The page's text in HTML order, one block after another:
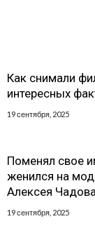
Как снимали
интересных
19 сентября, 2025
Поменял свое
женился на
Алексея Чадова
19 сентября, 2025